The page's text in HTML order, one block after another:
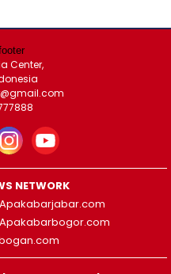
Center,
NETWORK
Apakabarjabar.com
Apakabarbogor.com